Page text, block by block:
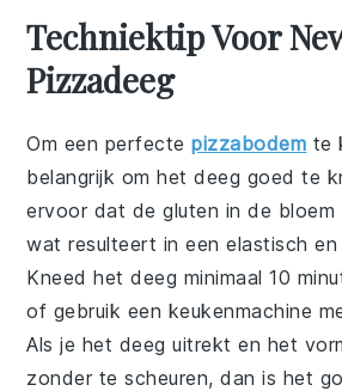
Techniektip Voor
Pizzadeeg
Om een perfectepizzabodem te
belangrijk om hetdeeg goed te
ervoor dat degluten in de bloem
wat resulteert in een elastisch
Kneed het deeg minimaal 10
of gebruik een keukenmachine
Als je het deeg uitrekt en het
zonder te scheuren, dan is het